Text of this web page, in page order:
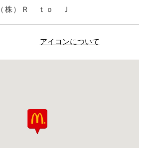
（株）Ｒ ｔｏ Ｊ
アイコンについて